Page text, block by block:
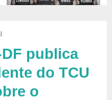
publica
do TCU
o